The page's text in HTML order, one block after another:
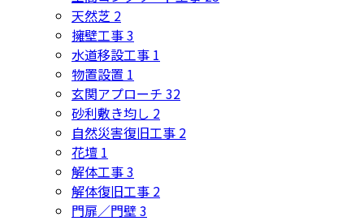
天然芝 2
擁壁工事3
水道移設工事 1
物置設置 1
玄関アプローチ 32
砂利敷き均し 2
自然災害復旧工事 2
花壇 1
解体工事3
解体復旧工事 2
門扉／門壁3